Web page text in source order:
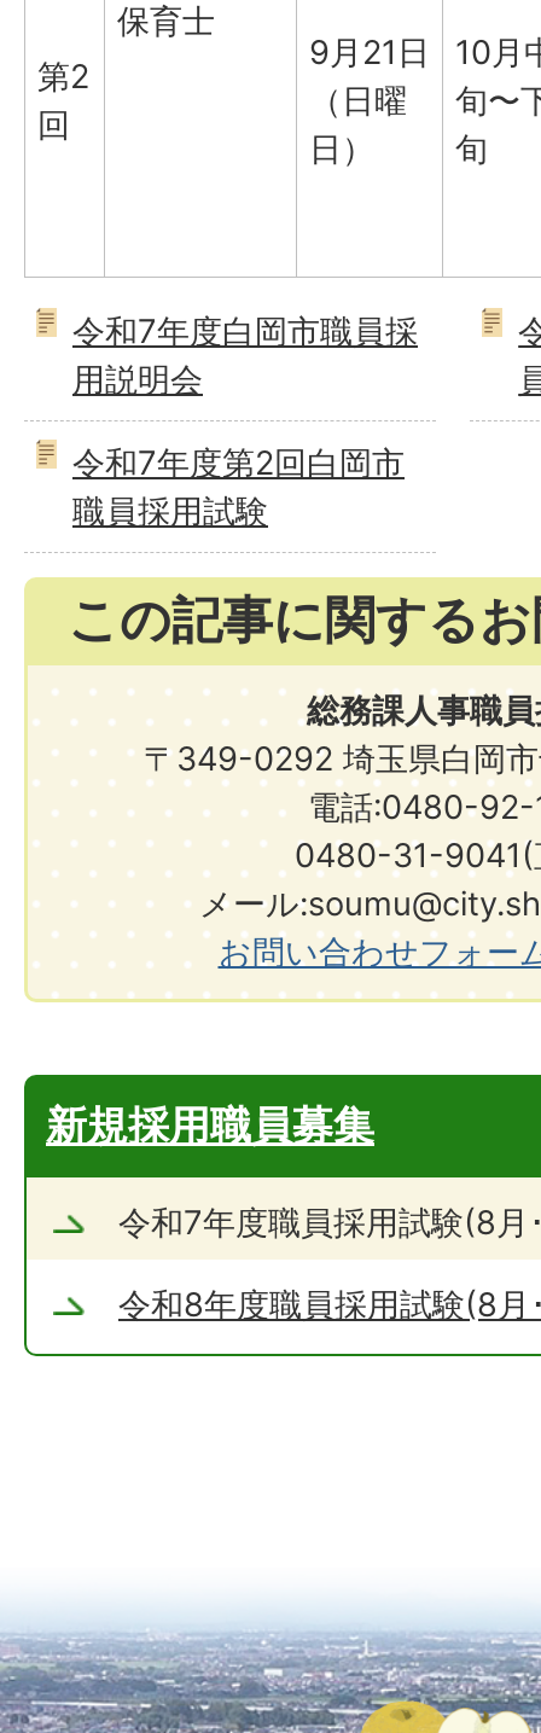
保育士
第2
回
9月21日
（日曜
日）
10月
旬〜
旬
令和7年度白岡市職員採
用説明会
令和7年度第2回白岡市
職員採用試験
この記事に関する
総務課人事職
〒349-0292 埼玉県白岡
電話:0480-92-
0480-31-9041(
メール
お問い合わせフォー
新規採用職員募集
令和7年度職員採用試験(8月
令和8年度職員採用試験(8月